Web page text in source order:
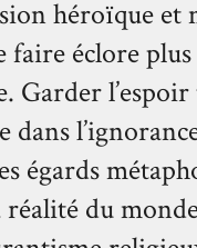
héroïque et
faire éclore
Garder
dans
égards
réalité du